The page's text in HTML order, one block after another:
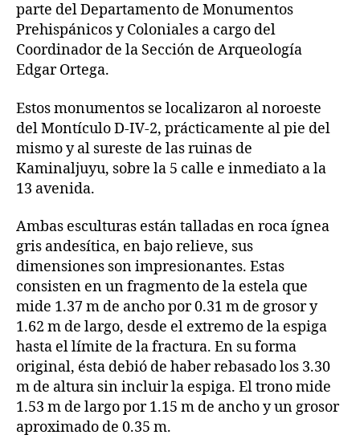
parte del Departamento de Monumentos
Prehispánicos y Coloniales a cargo del
Coordinador de la Sección de Arqueología
Edgar Ortega.
Estos monumentos se localizaron al noroeste
del Montículo D-IV-2, prácticamente al pie del
mismo y al sureste de las ruinas de
Kaminaljuyu, sobre la 5 calle e inmediato a la
13 avenida.
Ambas esculturas están talladas en roca ígnea
gris andesítica, en bajo relieve, sus
dimensiones son impresionantes. Estas
consisten en un fragmento de la estela que
mide 1.37 m de ancho por 0.31 m de grosor y
1.62 m de largo, desde el extremo de la espiga
hasta el límite de la fractura. En su forma
original, ésta debió de haber rebasado los 3.30
m de altura sin incluir la espiga. El trono mide
1.53 m de largo por 1.15 m de ancho y un grosor
aproximado de 0.35 m.